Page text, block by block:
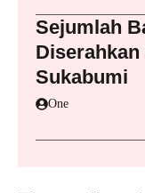
Sejumlah
Diserahkan
Sukabumi
One